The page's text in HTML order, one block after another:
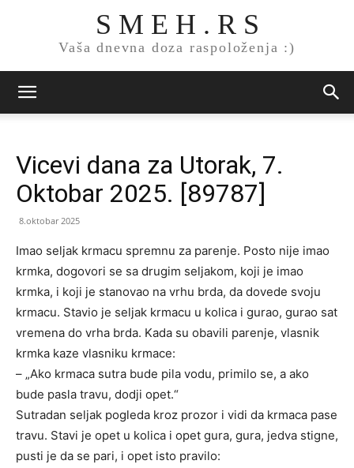
S M E H . R S
Vaša dnevna doza raspoloženja :)
Vicevi dana za Utorak, 7.
Oktobar 2025. [89787]
8.oktobar 2025
Imao seljak krmacu spremnu za parenje. Posto nije imao
krmka, dogovori se sa drugim seljakom, koji je imao
krmka, i koji je stanovao na vrhu brda, da dovede svoju
krmacu. Stavio je seljak krmacu u kolica i gurao, gurao sat
vremena do vrha brda. Kada su obavili parenje, vlasnik
krmka kaze vlasniku krmace:
– „Ako krmaca sutra bude pila vodu, primilo se, a ako
bude pasla travu, dodji opet.“
Sutradan seljak pogleda kroz prozor i vidi da krmaca pase
travu. Stavi je opet u kolica i opet gura, gura, jedva stigne,
pusti je da se pari, i opet isto pravilo: